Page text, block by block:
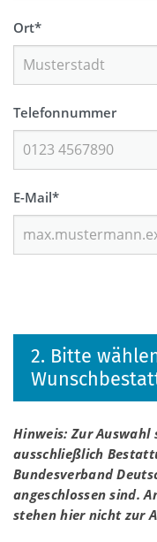
Ort*
Telefonnummer
E-Mail*
2. Bitte
Hinweis: Zur
ausschließlich
Bundesverband
angeschlossen sind.
stehen hier nicht zur